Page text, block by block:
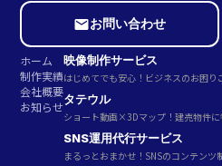
emailお問い合わせ
ホーム
制作実績
会社概要
お知らせ
映像制作サービス
はじめてでも安心！ビジネスのお困り
タテウル
ショート動画×3Dマップ！建売物件
SNS運用代行サービス
まるっとおまかせ！SNSのコンテン